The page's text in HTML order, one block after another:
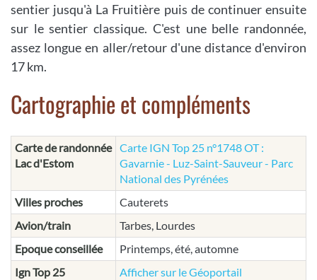
sentier jusqu'à La Fruitière puis de continuer ensuite
sur le sentier classique. C'est une belle randonnée,
assez longue en aller/retour d'une distance d'environ
17 km.
Cartographie et compléments
Carte de randonnée
Lac d'Estom
Carte IGN Top 25 n°1748 OT :
Gavarnie - Luz-Saint-Sauveur - Parc
National des Pyrénées
Villes proches
Cauterets
Avion/train
Tarbes, Lourdes
Epoque conseillée
Printemps, été, automne
Ign Top 25
Afficher sur le Géoportail